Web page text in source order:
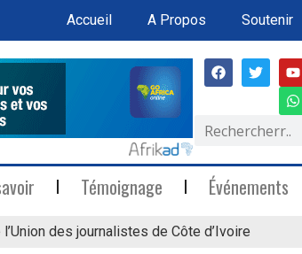
Accueil A Propos Soutenir
Témoignage Événements
des journalistes de Côte d’Ivoire